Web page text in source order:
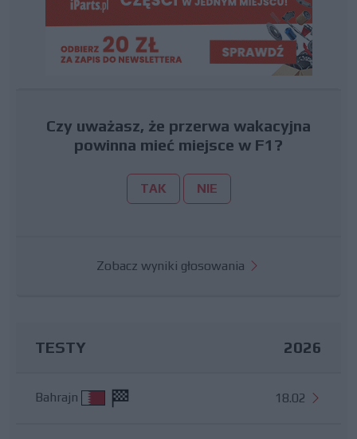
Czy uważasz, że przerwa wakacyjna
powinna mieć miejsce w F1?
TAK NIE
Zobacz wyniki głosowania
TESTY 2026
Bahrajn 18.02